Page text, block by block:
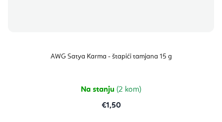
AWG Satya Karma - štapići tamjana 15 g
Na stanju (2 kom)
€1,50